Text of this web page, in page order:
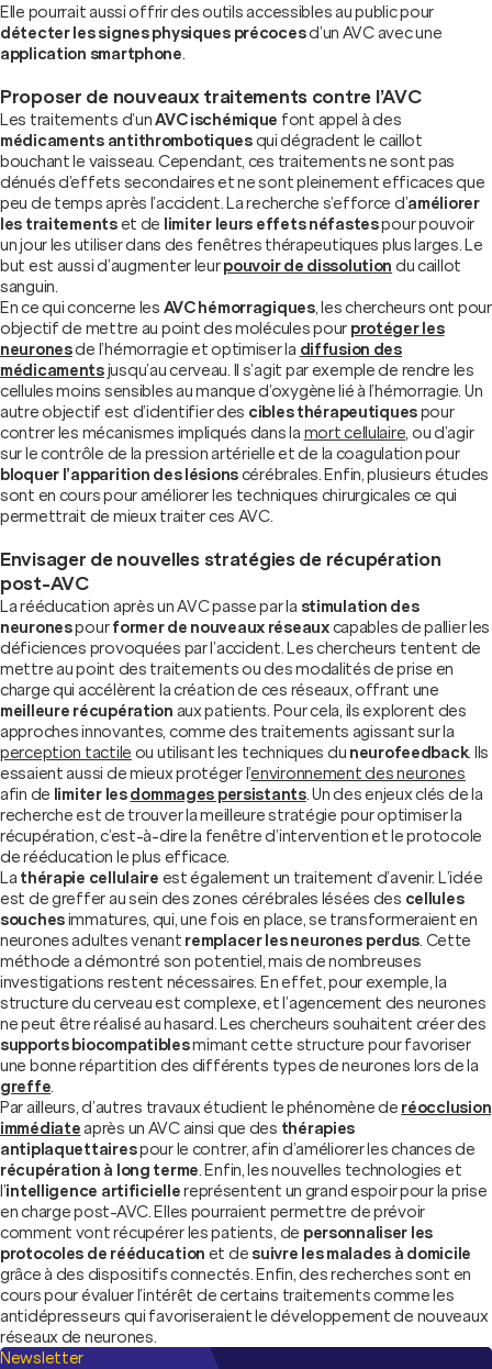
Elle pourrait aussi offrir des outils accessibles au public pour
détecter les signes physiques précocesd’un AVC avec une
application smartphone.
Proposer de nouveaux traitements contre l’AVC
Les traitements d’unAVC ischémique font appel à des
médicaments antithrombotiquesqui dégradent le caillot
bouchant le vaisseau. Cependant, ces traitements ne sont pas
dénués d’effets secondaires et ne sont pleinement efficaces que
peu de temps après l’accident. La recherche s’efforce d’améliorer
les traitementset de limiter leurs effets néfastespour pouvoir
un jour les utiliser dans des fenêtres thérapeutiques plus larges. Le
but est aussi d’augmenter leurpouvoir de dissolution du caillot
sanguin.
En ce qui concerne les AVC hémorragiques, les chercheurs ont pour
objectif de mettre au point des molécules pour protéger les
neuronesde l’hémorragie et optimiser la diffusion des
médicamentsjusqu’au cerveau. Il s’agit par exemple de rendre les
cellules moins sensibles au manque d’oxygène lié à l’hémorragie. Un
autre objectif est d’identifier des cibles thérapeutiquespour
contrer les mécanismes impliqués dans lamort cellulaire, ou d’agir
sur le contrôle de la pression artérielle et de la coagulation pour
bloquer l’apparition des lésionscérébrales. Enfin, plusieurs études
sont en cours pour améliorer les techniques chirurgicales ce qui
permettrait de mieux traiter ces AVC.
Envisager de nouvelles stratégies de récupération
post-AVC
La rééducation après un AVC passe par la stimulation des
neuronespourformer de nouveaux réseauxcapables de pallier les
déficiences provoquées par l’accident. Les chercheurs tentent de
mettre au point des traitements ou des modalités de prise en
charge qui accélèrent la création de ces réseaux, offrant une
meilleure récupération aux patients. Pour cela, ils explorent des
approches innovantes, comme des traitements agissant sur la
perception tactile ou utilisant les techniques du neurofeedback. Ils
essaient aussi de mieux protéger l’environnement des neurones
afin de limiter lesdommages persistants. Un des enjeux clés de la
recherche est de trouver la meilleure stratégie pour optimiser la
récupération, c’est-à-dire la fenêtre d’intervention et le protocole
de rééducation le plus efficace.
Lathérapie cellulaire est également un traitement d’avenir. L’idée
est de greffer au sein des zones cérébrales lésées des cellules
souchesimmatures, qui, une fois en place, se transformeraient en
neurones adultes venant remplacer les neurones perdus. Cette
méthode a démontré son potentiel, mais de nombreuses
investigations restent nécessaires. En effet, pour exemple, la
structure du cerveau est complexe, et l’agencement des neurones
ne peut être réalisé au hasard. Les chercheurs souhaitent créer des
supports biocompatiblesmimant cette structure pour favoriser
une bonne répartition des différents types de neurones lors de la
greffe.
Par ailleurs, d’autres travaux étudient le phénomène de réocclusion
immédiate après un AVC ainsi que des thérapies
antiplaquettairespour le contrer, afin d’améliorer les chances de
récupération à long terme. Enfin, les nouvelles technologies et
l’intelligence artificiellereprésentent un grand espoir pour la prise
en charge post-AVC. Elles pourraient permettre de prévoir
comment vont récupérer les patients, de personnaliser les
protocoles de rééducation et de suivre les malades à domicile
grâce à des dispositifs connectés. Enfin, des recherches sont en
cours pour évaluer l’intérêt de certains traitements comme les
antidépresseurs qui favoriseraient le développement de nouveaux
réseaux de neurones.
Newsletter